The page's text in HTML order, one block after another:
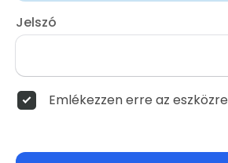
Jelszó
Emlékezzen erre az eszközre